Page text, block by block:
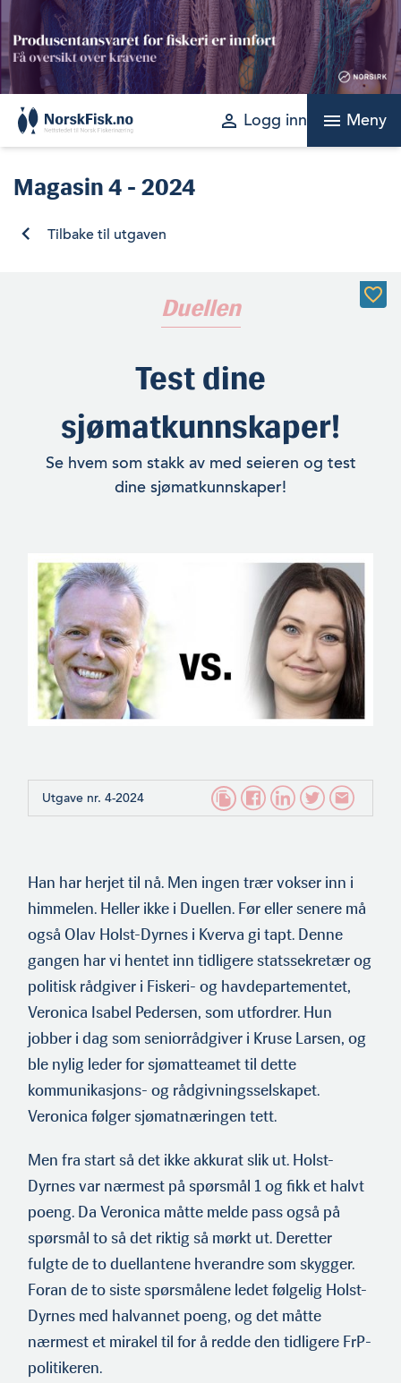
Skip
to
content
perm_identity Logg inn menu Meny
Magasin4 - 2024
Tilbake til utgaven
Duellen
Test dine
sjømatkunnskaper!
Se hvem som stakk av med seieren og test
dine sjømatkunnskaper!
Utgave nr. 4-2024
Han har herjet til nå. Men ingen trær vokser inn i
himmelen. Heller ikke i Duellen. Før eller senere må
også Olav Holst-Dyrnes i Kverva gi tapt. Denne
gangen har vi hentet inn tidligere statssekretær og
politisk rådgiver i Fiskeri- og havdepartementet,
Veronica Isabel Pedersen, som utfordrer. Hun
jobber i dag som seniorrådgiver i Kruse Larsen, og
ble nylig leder for sjømatteamet til dette
kommunikasjons- og rådgivningsselskapet.
Veronica følger sjømatnæringen tett.
Men fra start så det ikke akkurat slik ut. Holst-
Dyrnes var nærmest på spørsmål 1 og fikk et halvt
poeng. Da Veronica måtte melde pass også på
spørsmål to så det riktig så mørkt ut. Deretter
fulgte de to duellantene hverandre som skygger.
Foran de to siste spørsmålene ledet følgelig Holst-
Dyrnes med halvannet poeng, og det måtte
nærmest et mirakel til for å redde den tidligere FrP-
politikeren.